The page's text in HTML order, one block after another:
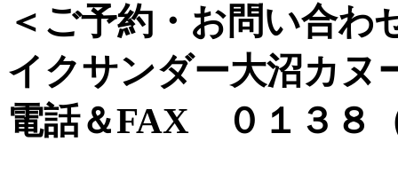
＜ご予約・お問い合わ
イクサンダー大沼カヌ
電話＆FAX ０１３８